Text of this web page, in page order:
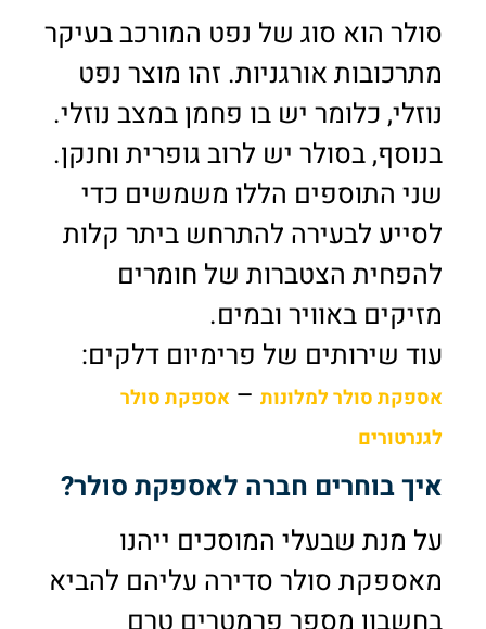
סולר הוא סוג של נפט המורכב בעיקר
מתרכובות אורגניות. זהו מוצר נפט
נוזלי, כלומר יש בו פחמן במצב נוזלי.
בנוסף, בסולר יש לרוב גופרית וחנקן.
שני התוספים הללו משמשים כדי
לסייע לבעירה להתרחש ביתר קלות
להפחית הצטברות של חומרים
מזיקים באוויר ובמים.
עוד שירותים של פרימיום דלקים:
אספקת סולר למלונות – אספקת סולר
לגנרטורים
איך בוחרים חברה לאספקת סולר?
על מנת שבעלי המוסכים ייהנו
מאספקת סולר סדירה עליהם להביא